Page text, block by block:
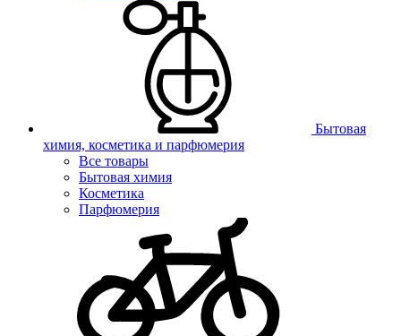
Бытовая
химия, косметика и парфюмерия
Все товары
Бытовая химия
Косметика
Парфюмерия